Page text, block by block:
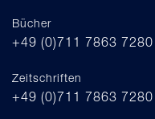
Bücher
+49 (0)711 7863 7280
Zeitschriften
+49 (0)711 7863 7280